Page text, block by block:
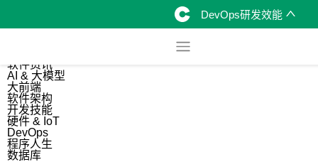
DevOps研发效能
软件资讯
AI & 大模型
大前端
软件架构
开发技能
硬件 & IoT
DevOps
程序人生
数据库